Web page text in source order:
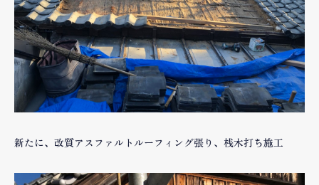
新たに、改質アスファルトルーフィング張り、桟木打ち施工